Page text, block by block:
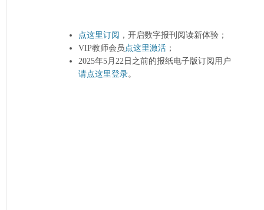
点这里订阅 ，开启数字报刊阅读新体验；
VIP教师会员点这里激活 ；
2025年5月22日之前的报纸电子版订阅用户
请点这里登录。